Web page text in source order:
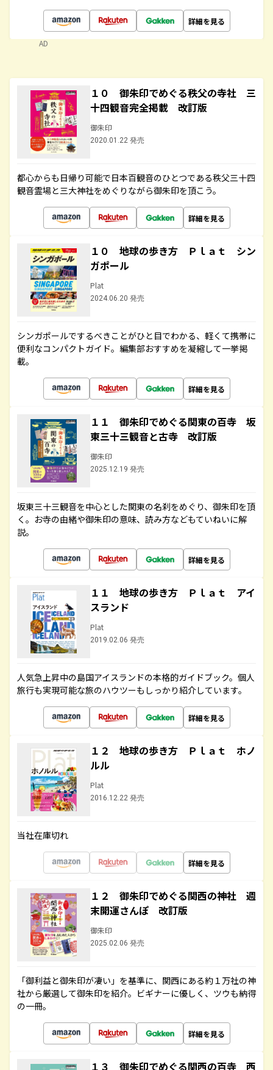
詳細を見る
AD
１０ 御朱印でめぐる秩父の寺社 三
十四観音完全掲載 改訂版
御朱印
2020.01.22 発売
都心からも日帰り可能で日本百観音のひとつである秩父三十四
観音霊場と三大神社をめぐりながら御朱印を頂こう。
詳細を見る
１０ 地球の歩き方 Ｐｌａｔ シン
ガポール
Plat
2024.06.20 発売
シンガポールでするべきことがひと目でわかる、軽くて携帯に
便利なコンパクトガイド。編集部おすすめを凝縮して一挙掲
載。
詳細を見る
１１ 御朱印でめぐる関東の百寺 坂
東三十三観音と古寺 改訂版
御朱印
2025.12.19 発売
坂東三十三観音を中心とした関東の名刹をめぐり、御朱印を頂
く。お寺の由緒や御朱印の意味、読み方などもていねいに解
説。
詳細を見る
１１ 地球の歩き方 Ｐｌａｔ アイ
スランド
Plat
2019.02.06 発売
人気急上昇中の島国アイスランドの本格的ガイドブック。個人
旅行も実現可能な旅のハウツーもしっかり紹介しています。
詳細を見る
１２ 地球の歩き方 Ｐｌａｔ ホノ
ルル
Plat
2016.12.22 発売
当社在庫切れ
詳細を見る
１２ 御朱印でめぐる関西の神社 週
末開運さんぽ 改訂版
御朱印
2025.02.06 発売
「御利益と御朱印が凄い」を基準に、関西にある約１万社の神
社から厳選して御朱印を紹介。ビギナーに優しく、ツウも納得
の一冊。
詳細を見る
１３ 御朱印でめぐる関西の百寺 西